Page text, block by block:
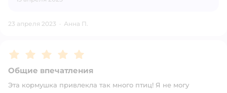
23 апреля 2023 · Анна П.
Рейтинг:5
Общие впечатления
Эта кормушка привлекла так много птиц! Я не могу